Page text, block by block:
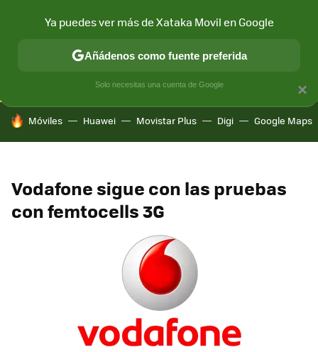
CONECTIVIDAD MÓVIL Y SOCIEDAD APLICACIONES
HOY SE HABLA DE
Móviles Huawei Movistar Plus Digi Google Maps
Vodafone sigue con las pruebas
con femtocells 3G
×
Ya puedes ver más de Xataka Movil en Google
Añádenos como fuente preferida
Solo necesitas una cuenta de Google